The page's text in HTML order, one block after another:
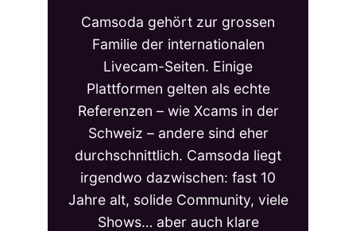
Camsoda gehört zur grossen
Familie der internationalen
Livecam-Seiten. Einige
Plattformen gelten als echte
Referenzen – wie Xcams in der
Schweiz – andere sind eher
durchschnittlich. Camsoda liegt
irgendwo dazwischen: fast 10
Jahre alt, solide Community, viele
Shows… aber auch klare